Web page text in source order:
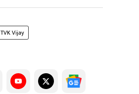
TVK Vijay